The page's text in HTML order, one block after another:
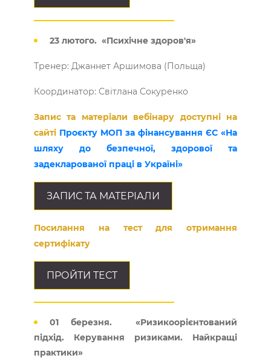
23 лютого. «Психічне здоров'я»
Тренер: Джаннет Аршимова (Польща)
Координатор: Світлана Сокуренко
Запис та матеріали вебінару доступні на
сайті Проєкту МОП за фінансування ЄС «На
шляху до безпечної, здорової та
задекларованої праці в Україні»
ЗАПИС ТА МАТЕРІАЛИ
Посилання на тест для отримання
сертифікату
ПРОЙТИ ТЕСТ
01 березня. «Ризикоорієнтований
підхід. Керування ризиками. Найкращі
практики»